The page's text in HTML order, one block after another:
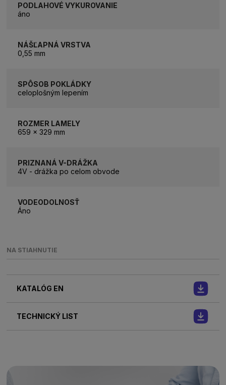
PODLAHOVÉ VYKUROVANIE
áno
NÁŠĽAPNÁ VRSTVA
0,55 mm
SPÔSOB POKLÁDKY
celoplošným lepením
ROZMER LAMELY
659 x 329 mm
PRIZNANÁ V-DRÁŽKA
4V - drážka po celom obvode
VODEODOLNOSŤ
Áno
NA STIAHNUTIE
KATALÓG EN
TECHNICKÝ LIST